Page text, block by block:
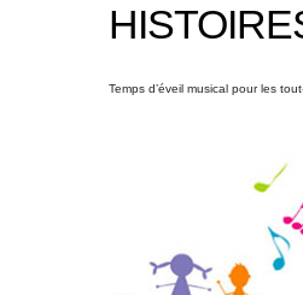
Temps d’éveil musical pour les